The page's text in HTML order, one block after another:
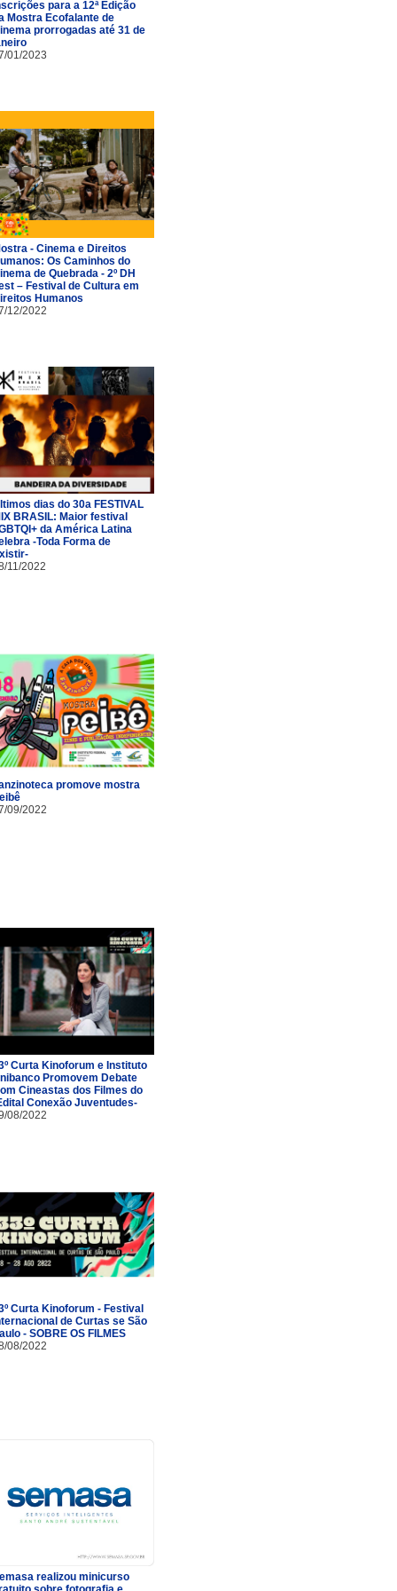
para a 12ª Edição
Mostra Ecofalante de
prorrogadas até 31 de
01/2023
- Cinema e Direitos
Os Caminhos do
de Quebrada - 2º DH
– Festival de Cultura em
Humanos
12/2022
dias do 30a FESTIVAL
BRASIL: Maior festival
da América Latina
-Toda Forma de
11/2022
promove mostra
09/2022
Curta Kinoforum e Instituto
Promovem Debate
Cineastas dos Filmes do
Conexão Juventudes-
08/2022
Curta Kinoforum - Festival
de Curtas se São
- SOBRE OS FILMES
08/2022
realizou minicurso